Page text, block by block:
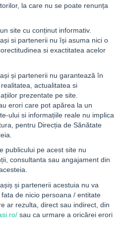
la care nu se poate renunța
site cu conținut informativ.
si partenerii nu își asuma nici o
si exactitatea acelor
și partenerii nu garantează în
actualitatea si
prezentate pe site.
erori care pot apărea la un
ului si informațiile reale nu implica
pentru Direcția de Sănătate
publicului pe acest site nu
consultanta sau angajament din
și partenerii acestuia nu va
de nicio persoana / entitate
ar rezulta, direct sau indirect, din
sau ca urmare a oricărei erori